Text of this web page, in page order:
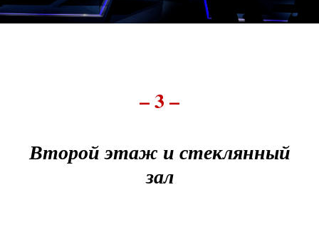
– 3 –
Второй этаж и стеклянный
зал